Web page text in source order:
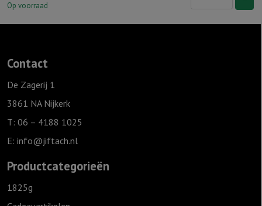
Op voorraad
'Mama
Contact
De Zagerij 1
3861 NA Nijkerk
T: 06 – 4188 1025
E: info@jiftach.nl
Productcategorieën
1825g